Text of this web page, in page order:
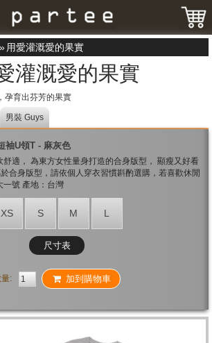
» 用愛灌溉愛的果實
灌溉愛的果實
孕育出芬芳的果實
男裝 Guys
袖U領T - 麻灰色
適， 為東方女性量身打造的合身版型， 顯瘦又好看
合身版型，請依個人穿衣習慣斟酌選購，若喜歡休閒
一號 產地：台灣
XS S M L
尺寸表
: 加到購物車